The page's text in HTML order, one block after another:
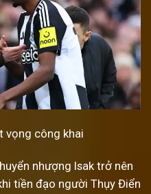
vọng công khai
nhượng Isak trở nên
tiền đạo người Thụy Điển